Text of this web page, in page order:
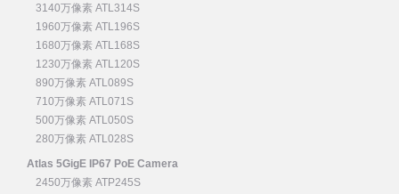
3140万像素 ATL314S
1960万像素 ATL196S
1680万像素 ATL168S
1230万像素 ATL120S
890万像素 ATL089S
710万像素 ATL071S
500万像素 ATL050S
280万像素 ATL028S
Atlas 5GigE IP67 PoE Camera
2450万像素 ATP245S